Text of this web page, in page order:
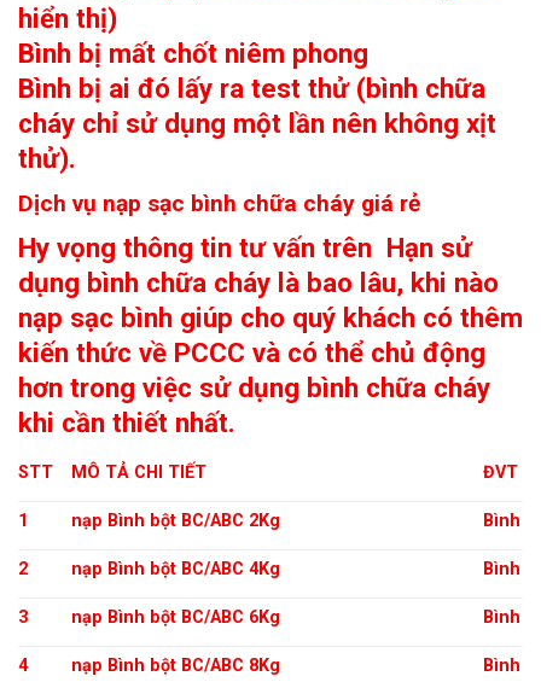
hiển thị)
Bình bị mất chốt niêm phong
Bình bị ai đó lấy ra test thử (bình chữa
cháy chỉ sử dụng một lần nên không xịt
thử).
Dịch vụ nạp sạc bình chữa cháy giá rẻ
Hy vọng thông tin tư vấn trên Hạn sử
dụng bình chữa cháy là bao lâu, khi nào
nạp sạc bình giúp cho quý khách có thêm
kiến thức về PCCC và có thể chủ động
hơn trong việc sử dụng bình chữa cháy
khi cần thiết nhất.
STT MÔ TẢ CHI TIẾT ĐVT
1 nạp Bình bột BC/ABC 2Kg Bình
2 nạp Bình bột BC/ABC 4Kg Bình
3 nạp Bình bột BC/ABC 6Kg Bình
4 nạp Bình bột BC/ABC 8Kg Bình